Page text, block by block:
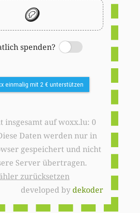
🪙
spenden?
Switch
einmalig mit 2 € unterstützen
insgesamt auf woxx.lu: 0
Daten werden nur in
gespeichert und nicht
Server übertragen.
zurücksetzen
developed bydekoder